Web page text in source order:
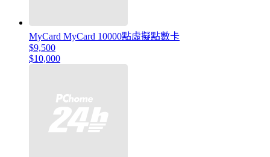
MyCard MyCard 10000點虛擬點數卡
$9,500
$10,000